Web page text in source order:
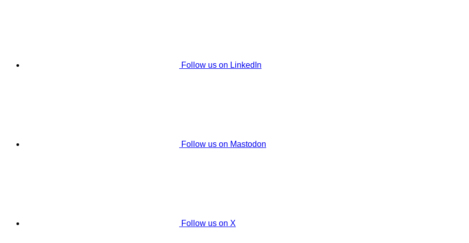
Follow us on LinkedIn
Follow us on Mastodon
Follow us on X